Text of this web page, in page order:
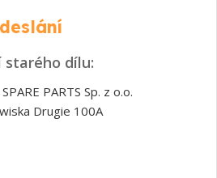
starého dílu:
SPARE PARTS Sp. z o.o.
Drugie 100A